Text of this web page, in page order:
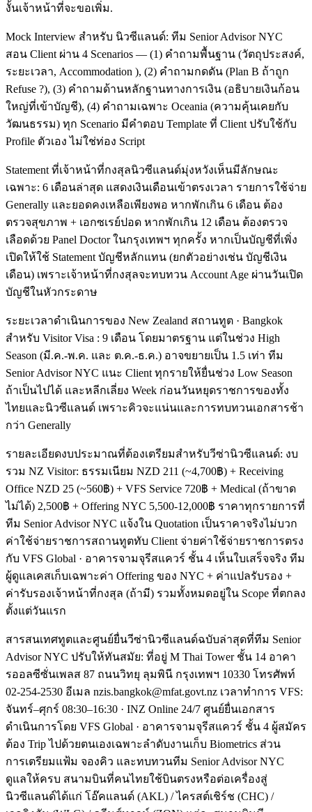
งั้นเจ้าหน้าที่จะขอเพิ่ม.
Mock Interview สำหรับ นิวซีแลนด์: ทีม Senior Advisor NYC
สอน Client ผ่าน 4 Scenarios — (1) คำถามพื้นฐาน (วัตถุประสงค์,
ระยะเวลา, Accommodation ), (2) คำถามกดดัน (Plan B ถ้าถูก
Refuse ?), (3) คำถามด้านหลักฐานทางการเงิน (อธิบายเงินก้อน
ใหญ่ที่เข้าบัญชี), (4) คำถามเฉพาะ Oceania (ความคุ้นเคยกับ
วัฒนธรรม) ทุก Scenario มีคำตอบ Template ที่ Client ปรับใช้กับ
Profile ตัวเอง ไม่ใช่ท่อง Script
Statement ที่เจ้าหน้าที่กงสุลนิวซีแลนด์มุ่งหวังเห็นมีลักษณะ
เฉพาะ: 6 เดือนล่าสุด แสดงเงินเดือนเข้าตรงเวลา รายการใช้จ่าย
Generally และยอดคงเหลือเพียงพอ หากพักเกิน 6 เดือน ต้อง
ตรวจสุขภาพ + เอกซเรย์ปอด หากพักเกิน 12 เดือน ต้องตรวจ
เลือดด้วย Panel Doctor ในกรุงเทพฯ ทุกครั้ง หากเป็นบัญชีที่เพิ่ง
เปิดให้ใช้ Statement บัญชีหลักแทน (ยกตัวอย่างเช่น บัญชีเงิน
เดือน) เพราะเจ้าหน้าที่กงสุลจะทบทวน Account Age ผ่านวันเปิด
บัญชีในหัวกระดาษ
ระยะเวลาดำเนินการของ New Zealand สถานทูต · Bangkok
สำหรับ Visitor Visa : 9 เดือน โดยมาตรฐาน แต่ในช่วง High
Season (มี.ค.-พ.ค. และ ต.ค.-ธ.ค.) อาจขยายเป็น 1.5 เท่า ทีม
Senior Advisor NYC แนะ Client ทุกรายให้ยื่นช่วง Low Season
ถ้าเป็นไปได้ และหลีกเลี่ยง Week ก่อนวันหยุดราชการของทั้ง
ไทยและนิวซีแลนด์ เพราะคิวจะแน่นและการทบทวนเอกสารช้า
กว่า Generally
รายละเอียดงบประมาณที่ต้องเตรียมสำหรับวีซ่านิวซีแลนด์: งบ
รวม NZ Visitor: ธรรมเนียม NZD 211 (~4,700฿) + Receiving
Office NZD 25 (~560฿) + VFS Service 720฿ + Medical (ถ้าขาด
ไม่ได้) 2,500฿ + Offering NYC 5,500-12,000฿ ราคาทุกรายการที่
ทีม Senior Advisor NYC แจ้งใน Quotation เป็นราคาจริงไม่บวก
ค่าใช้จ่ายราชการสถานทูตทับ Client จ่ายค่าใช้จ่ายราชการตรง
กับ VFS Global · อาคารจามจุรีสแควร์ ชั้น 4 เห็นใบเสร็จจริง ทีม
ผู้ดูแลเคสเก็บเฉพาะค่า Offering ของ NYC + ค่าแปลรับรอง +
ค่ารับรองเจ้าหน้าที่กงสุล (ถ้ามี) รวมทั้งหมดอยู่ใน Scope ที่ตกลง
ตั้งแต่วันแรก
สารสนเทศทูตและศูนย์ยื่นวีซ่านิวซีแลนด์ฉบับล่าสุดที่ทีม Senior
Advisor NYC ปรับให้ทันสมัย: ที่อยู่ M Thai Tower ชั้น 14 อาคา
รออลซีซั่นเพลส 87 ถนนวิทยุ ลุมพินี กรุงเทพฯ 10330 โทรศัพท์
02-254-2530 อีเมล nzis.bangkok@mfat.govt.nz เวลาทำการ VFS:
จันทร์–ศุกร์ 08:30–16:30 · INZ Online 24/7 ศูนย์ยื่นเอกสาร
ดำเนินการโดย VFS Global · อาคารจามจุรีสแควร์ ชั้น 4 ผู้สมัคร
ต้อง Trip ไปด้วยตนเองเฉพาะลำดับงานเก็บ Biometrics ส่วน
การเตรียมแฟ้ม จองคิว และทบทวนทีม Senior Advisor NYC
ดูแลให้ครบ สนามบินที่คนไทยใช้บินตรงหรือต่อเครื่องสู่
นิวซีแลนด์ได้แก่ โอ๊คแลนด์ (AKL) / ไครสต์เชิร์ช (CHC) /